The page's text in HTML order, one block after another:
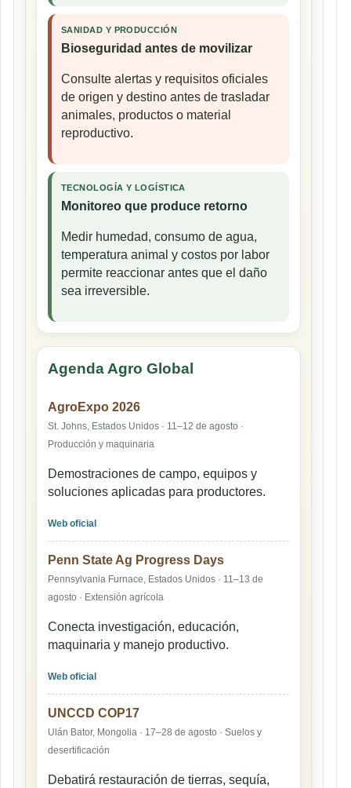
SANIDAD Y PRODUCCIÓN
Bioseguridad antes de movilizar
Consulte alertas y requisitos oficiales
de origen y destino antes de trasladar
animales, productos o material
reproductivo.
TECNOLOGÍA Y LOGÍSTICA
Monitoreo que produce retorno
Medir humedad, consumo de agua,
temperatura animal y costos por labor
permite reaccionar antes que el daño
sea irreversible.
Agenda Agro Global
AgroExpo 2026
St. Johns, Estados Unidos · 11–12 de agosto ·
Producción y maquinaria
Demostraciones de campo, equipos y
soluciones aplicadas para productores.
Web oficial
Penn State Ag Progress Days
Pennsylvania Furnace, Estados Unidos · 11–13 de
agosto · Extensión agrícola
Conecta investigación, educación,
maquinaria y manejo productivo.
Web oficial
UNCCD COP17
Ulán Bator, Mongolia · 17–28 de agosto · Suelos y
desertificación
Debatirá restauración de tierras, sequía,